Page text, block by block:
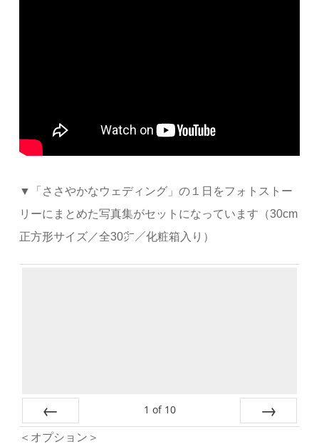
▼「ささやかなウェディング」の１日をフォトストー
リーにまとめた写真集がセットになっています（30cm
正方形サイズ／全30㌻／化粧箱入り）
Prev
1 of 10
＜オプション＞